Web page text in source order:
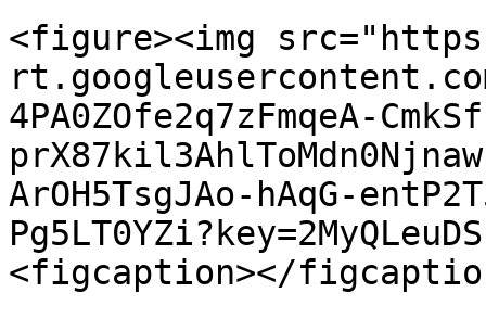
<figure><img
4PA0ZOfe2q7zFmqeA-
ArOH5TsgJAo-hAqG-
<figcaption></